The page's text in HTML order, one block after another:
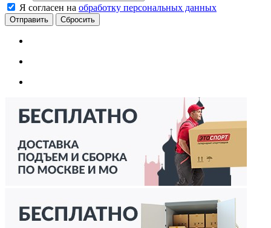
Я согласен на обработку персональных данных
Сбросить